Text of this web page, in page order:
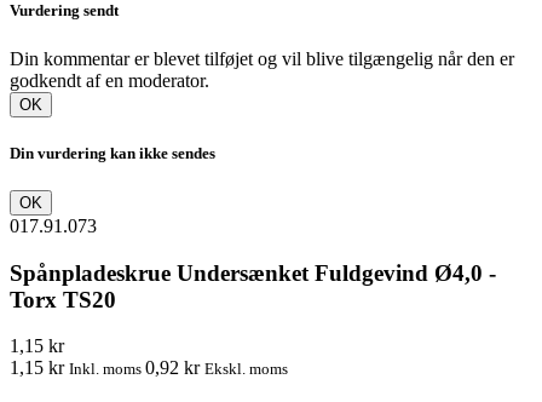
Vurdering sendt
Din kommentar er blevet tilføjet og vil blive tilgængelig når den er
godkendt af en moderator.
OK
Din vurdering kan ikke sendes
OK
017.91.073
Spånpladeskrue Undersænket Fuldgevind Ø4,0 -
Torx TS20
1,15 kr
1,15 kr Inkl. moms 0,92 kr Ekskl. moms